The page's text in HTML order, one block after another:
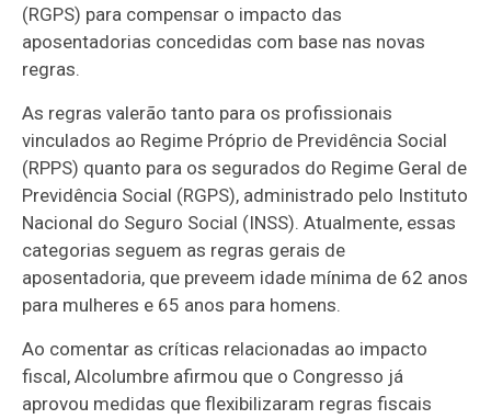
(RGPS) para compensar o impacto das
aposentadorias concedidas com base nas novas
regras.
As regras valerão tanto para os profissionais
vinculados ao Regime Próprio de Previdência Social
(RPPS) quanto para os segurados do Regime Geral de
Previdência Social (RGPS), administrado pelo Instituto
Nacional do Seguro Social (INSS). Atualmente, essas
categorias seguem as regras gerais de
aposentadoria, que preveem idade mínima de 62 anos
para mulheres e 65 anos para homens.
Ao comentar as críticas relacionadas ao impacto
fiscal, Alcolumbre afirmou que o Congresso já
aprovou medidas que flexibilizaram regras fiscais